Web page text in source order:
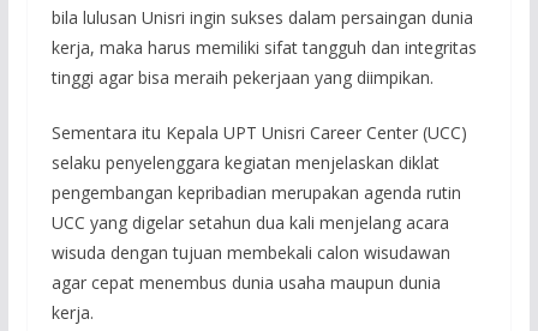
bila lulusan Unisri ingin sukses dalam persaingan dunia
kerja, maka harus memiliki sifat tangguh dan integritas
tinggi agar bisa meraih pekerjaan yang diimpikan.
Sementara itu Kepala UPT Unisri Career Center (UCC)
selaku penyelenggara kegiatan menjelaskan diklat
pengembangan kepribadian merupakan agenda rutin
UCC yang digelar setahun dua kali menjelang acara
wisuda dengan tujuan membekali calon wisudawan
agar cepat menembus dunia usaha maupun dunia
kerja.